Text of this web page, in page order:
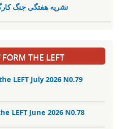
نشریە هفتگی جنگ کارگری
FORM THE LEFT
the LEFT July 2026 N0.79
LEFT June 2026 N0.78